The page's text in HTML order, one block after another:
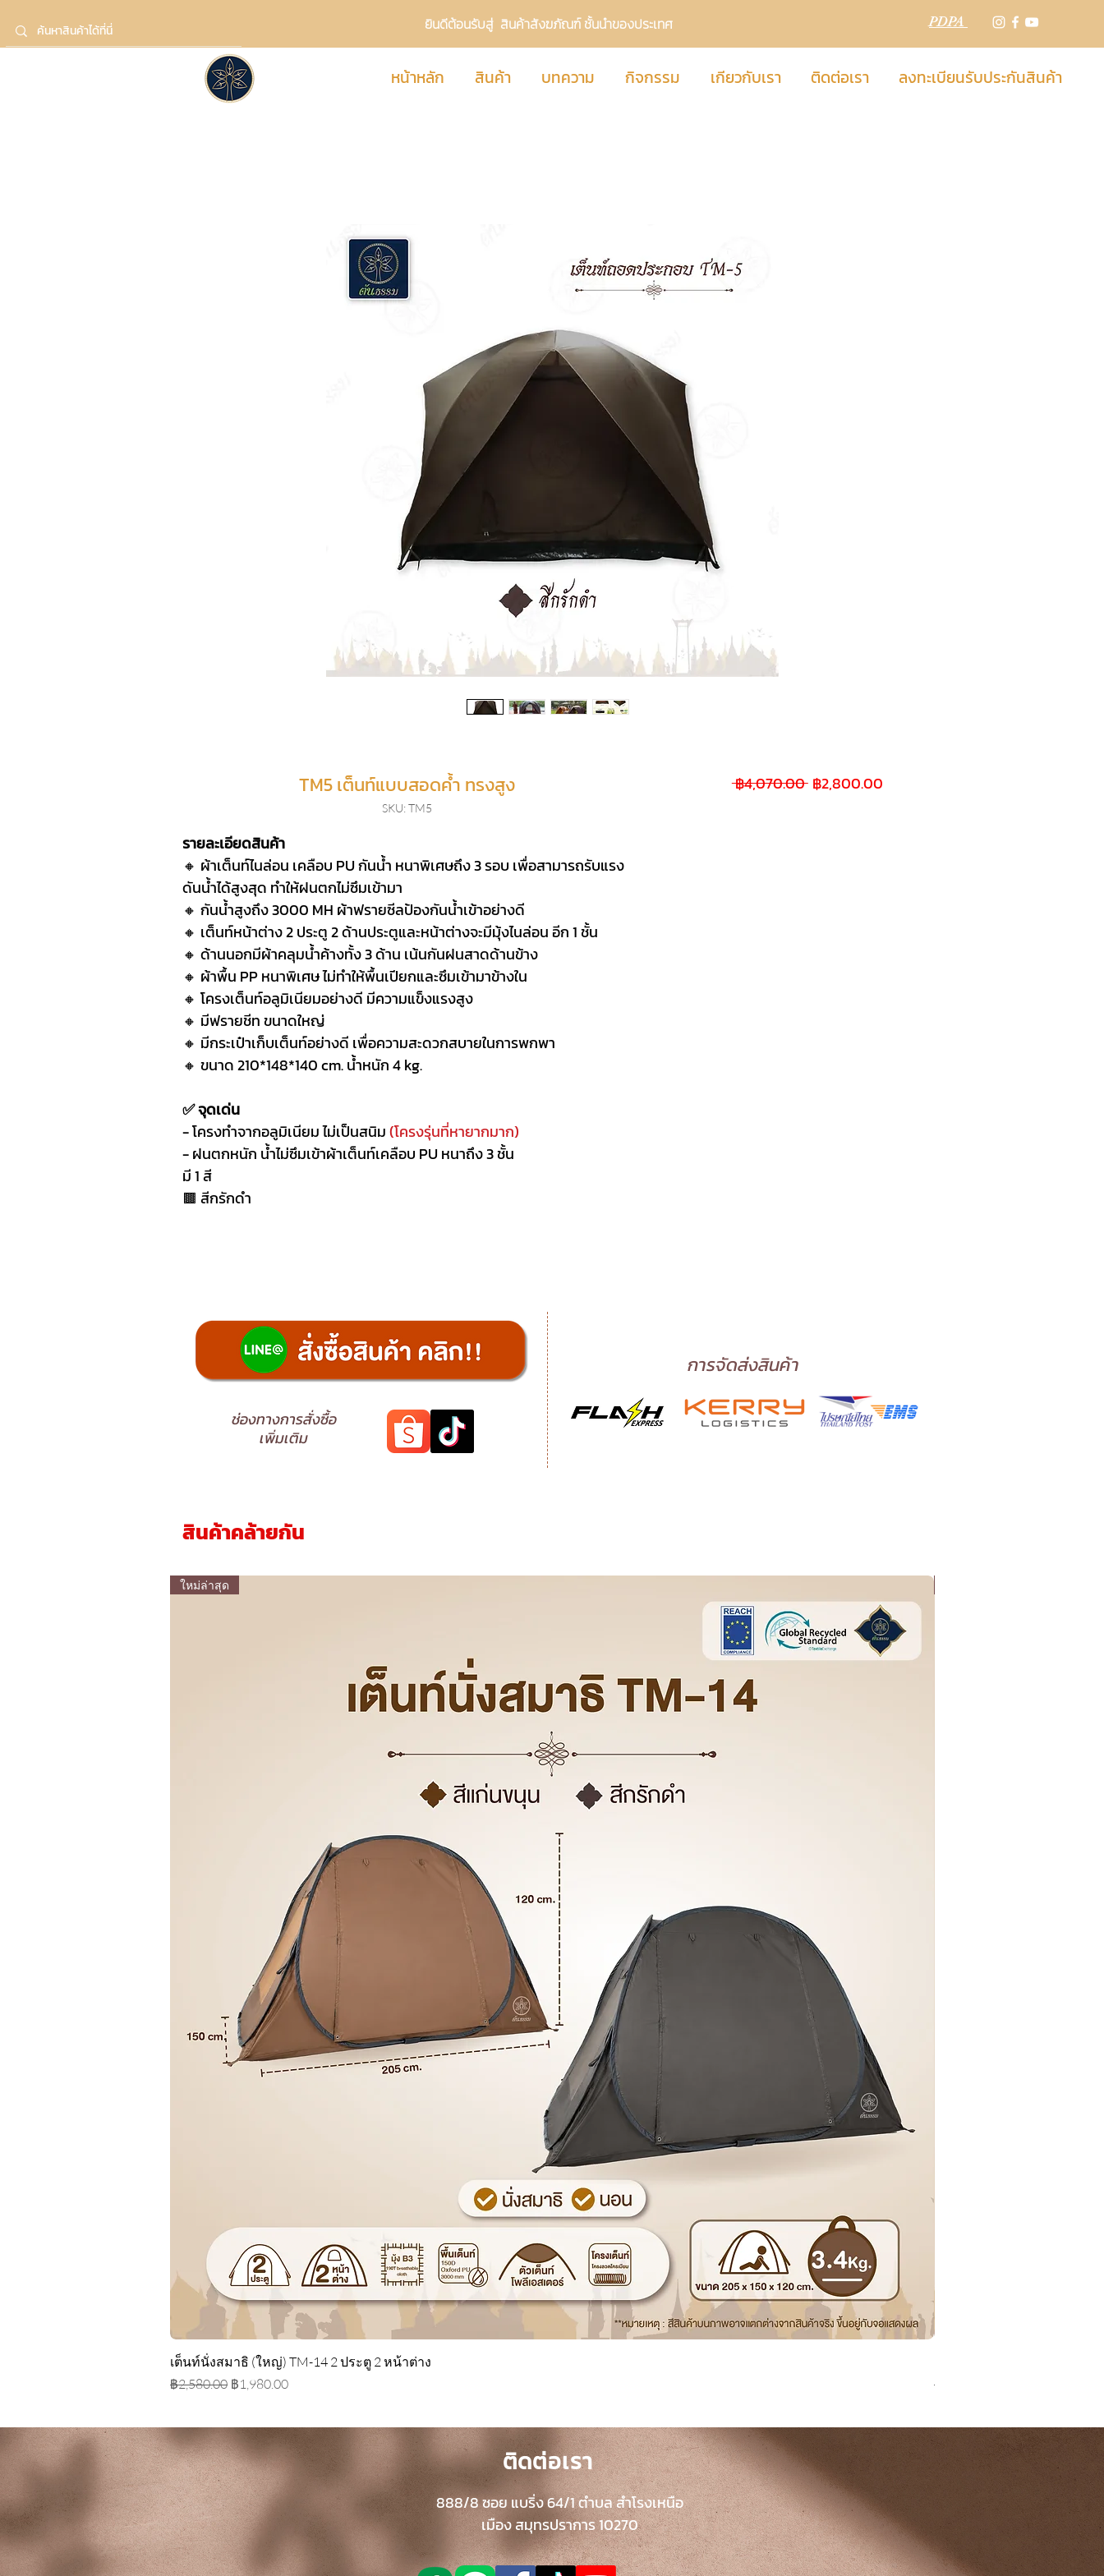
ยินดีต้อนรับสู่ สินค้าสังฆภัณฑ์ ชั้นนำของประเทศ PDPA
หน้าหลัก สินค้า บทความ กิจกรรม เกียวกับเรา ติดต่อเรา ลงทะเบียนรับประกันสินค้า
TM5 เต็นท์แบบสอดค้ำ ทรงสูง
SKU: TM5
รายละเอียดสินค้า
🔸 ผ้าเต็นท์ไนล่อน เคลือบ PU กันน้ำ หนาพิเศษถึง 3 รอบ เพื่อสามารถรับแรง
ดันน้ำได้สูงสุด ทำให้ฝนตกไม่ซึมเข้ามา
🔸 กันน้ำสูงถึง 3000 MH ผ้าฟรายซีลป้องกันน้ำเข้าอย่างดี
🔸 เต็นท์หน้าต่าง 2 ประตู 2 ด้านประตูและหน้าต่างจะมีมุ้งไนล่อน อีก 1 ชั้น
🔸 ด้านนอกมีผ้าคลุมน้ำค้างทั้ง 3 ด้าน เน้นกันฝนสาดด้านข้าง
🔸 ผ้าพื้น PP หนาพิเศษ ไม่ทำให้พื้นเปียกและซึมเข้ามาข้างใน
🔸 โครงเต็นท์อลูมิเนียมอย่างดี มีความแข็งแรงสูง
🔸 มีฟรายชีท ขนาดใหญ่
🔸 มีกระเป๋าเก็บเต็นท์อย่างดี เพื่อความสะดวกสบายในการพกพา
🔸 ขนาด 210*148*140 cm. น้ำหนัก 4 kg.
✅ จุดเด่น
- โครงทำจากอลูมิเนียม ไม่เป็นสนิม(โครงรุ่นที่หายากมาก)
- ฝนตกหนัก น้ำไม่ซึมเข้าผ้าเต็นท์เคลือบ PU หนาถึง 3 ชั้น
มี 1 สี
🟫 สีกรักดำ
฿4,070.00 ราคา
฿2,800.00ราคา
ช่องทางการสั่งซื้อ
เพิ่มเติม
การจัดส่งสินค้า
สินค้าคล้ายกัน
ใหม่ล่าสุด
เต็นท์นั่งสมาธิ (ใหญ่) TM-14 2 ประตู 2 หน้าต่าง
ราคาปกติ
฿2,580.00 ราคาขายลด
฿1,980.00
ราคาปกติ
฿690.00
ติดต่อเรา
888/8 ซอย แบริ่ง 64/1 ตำบล สำโรงเหนือ
เมือง สมุทรปราการ 10270